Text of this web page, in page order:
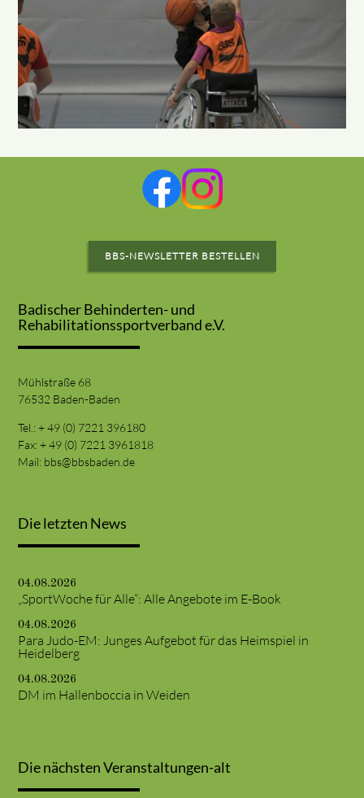
BBS-NEWSLETTER BESTELLEN
Badischer Behinderten- und
Rehabilitationssportverband e.V.
Mühlstraße 68
76532 Baden-Baden
Tel.: + 49 (0) 7221 396180
Fax: + 49 (0) 7221 3961818
Mail: bbs@bbsbaden.de
Die letzten News
04.08.2026
„SportWoche für Alle“: Alle Angebote im E-Book
04.08.2026
Para Judo-EM: Junges Aufgebot für das Heimspiel in
Heidelberg
04.08.2026
DM im Hallenboccia in Weiden
Die nächsten Veranstaltungen-alt